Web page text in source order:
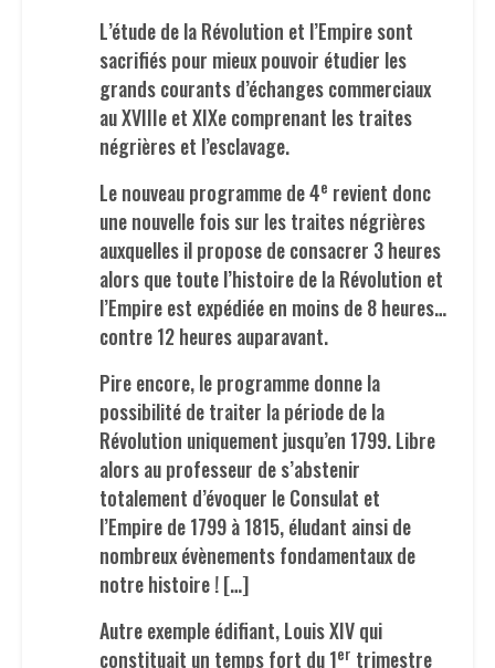
L’étude de la Révolution et l’Empire sont
sacrifiés pour mieux pouvoir étudier les
grands courants d’échanges commerciaux
au XVIIIe et XIXe comprenant les traites
négrières et l’esclavage.
Le nouveau programme de 4e revient donc
une nouvelle fois sur les traites négrières
auxquelles il propose de consacrer 3 heures
alors que toute l’histoire de la Révolution et
l’Empire est expédiée en moins de 8 heures…
contre 12 heures auparavant.
Pire encore, le programme donne la
possibilité de traiter la période de la
Révolution uniquement jusqu’en 1799. Libre
alors au professeur de s’abstenir
totalement d’évoquer le Consulat et
l’Empire de 1799 à 1815, éludant ainsi de
nombreux évènements fondamentaux de
notre histoire ! […]
Autre exemple édifiant, Louis XIV qui
constituait un temps fort du 1er trimestre